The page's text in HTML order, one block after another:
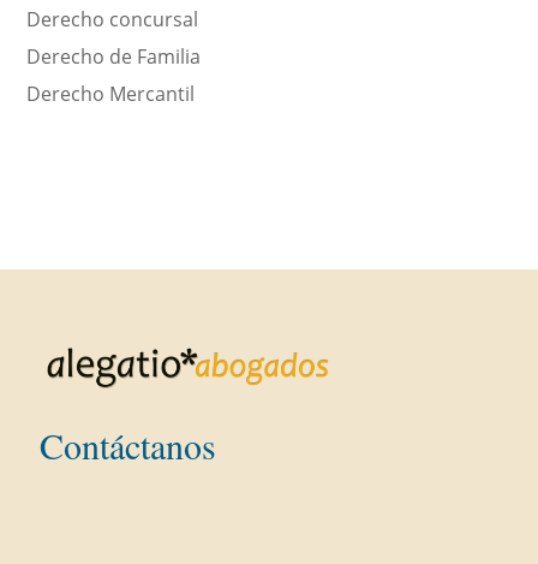
Derecho concursal
Derecho de Familia
Derecho Mercantil
Contáctanos